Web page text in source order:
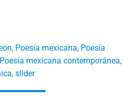
, Poesía mexicana, Poesía
Poesía mexicana contemporánea,
, slider